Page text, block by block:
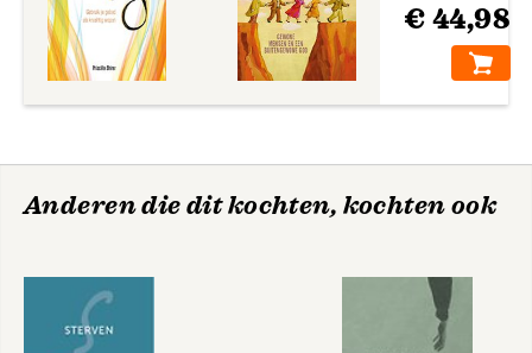
€ 44,98
Anderen die dit kochten, kochten ook